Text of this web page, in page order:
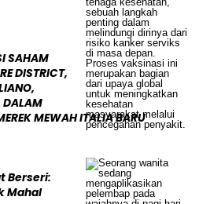
SAHAM
DISTRICT,
DALAM
MEWAH ITALIA BARU
Berseri:
Mahal